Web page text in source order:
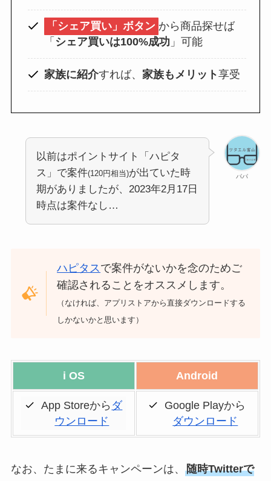
「シェア買い」ボタン から商品探せば
「 シェア買いは100%成功 」可能
家族に紹介すれば、 家族もメリット享受
パパ
以前はポイントサイト「ハピタ
ス」で案件(120円相当)が出ていた時
期がありましたが、2023年2月17日
時点は案件なし…
ハピタスで案件がないかを念のためご
確認されることをオススメします。
（なければ、アプリストアから直接ダウンロードする
しかないかと思います）
i OS Android
App Storeから ダ
ウンロード
Google Playから
ダウンロード
なお、たまに来るキャンペーンは、 随時Twitterで